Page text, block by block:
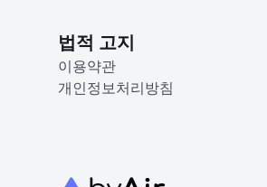
법적 고지
이용약관
개인정보처리방침